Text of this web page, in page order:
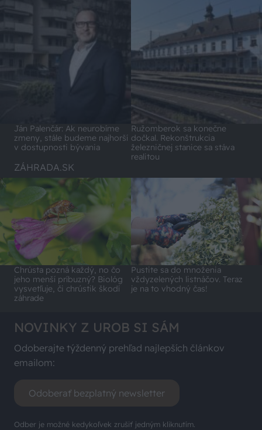
Ján Palenčár: Ak neurobíme
zmeny, stále budeme najhorší
v dostupnosti bývania
Ružomberok sa konečne
dočkal. Rekonštrukcia
železničnej stanice sa stáva
realitou
ZÁHRADA.SK
Chrústa pozná každý, no čo
jeho menší príbuzný? Biológ
vysvetľuje, či chrústik škodí
záhrade
Pustite sa do množenia
vždyzelených listnáčov. Teraz
je na to vhodný čas!
NOVINKY Z UROB SI SÁM
Odoberajte týždenný prehľad najlepších článkov
emailom:
Odoberať bezplatný newsletter
Odber je možné kedykoľvek zrušiť jedným kliknutím.